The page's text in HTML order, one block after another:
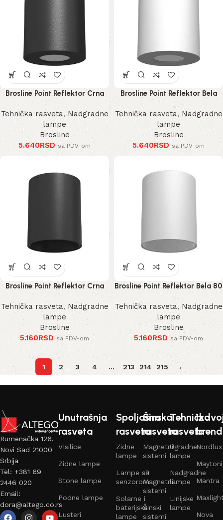
Brosline Point Reflektor Crna
100 mm
Tehnička rasveta,Nadgradne
lampe
Brosline
5.640RSD sa PDV-om
Brosline Point Reflektor Bela
100 mm
Tehnička rasveta, Nadgradne
lampe
Brosline
5.640RSD sa PDV-om
Brosline Point Reflektor Crna
80 mm 115 mm
Tehnička rasveta,Nadgradne
lampe
Brosline
5.160RSD sa PDV-om
Brosline Point Reflektor Bela 80
mm 115 mm
Tehnička rasveta, Nadgradne
lampe
Brosline
5.160RSD sa PDV-om
1 2 3 4 … 213 214 215 →
Rumenačka 126,
Novi Sad 21000
Srbija
Tel: +381 69
2446 020
Email:
dora@altego.co.rs
Unutrašnja
rasveta
VIsilice
Zidne lampe
Stone lampe
Podne lampe
Lusteri
Spoljašna
rasveta
Zidne
lampe
Lampe sa
senzorom
Solarne i
baterijske
lampe
Šinska
rasveta
Magnetni
sistemi
IP
Magnetni
sistemi
Šinski
sistemi
Tehnička
rasveta
Ugradne
lampe
Nadgradne
lampe
Linijske
lampe
Nordlux
Maytoni
Mantra
Nova